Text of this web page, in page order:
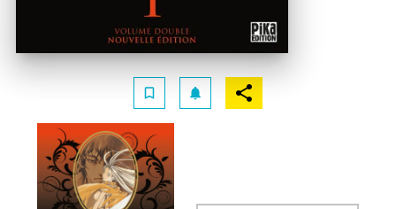
bookmark_border notifications